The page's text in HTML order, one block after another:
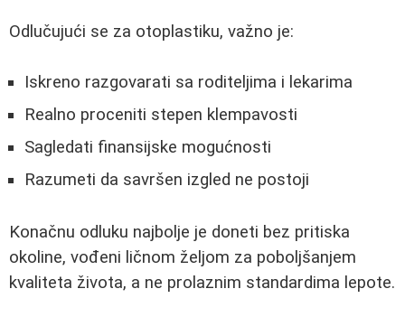
Odlučujući se za otoplastiku, važno je:
Iskreno razgovarati sa roditeljima i lekarima
Realno proceniti stepen klempavosti
Sagledati finansijske mogućnosti
Razumeti da savršen izgled ne postoji
Konačnu odluku najbolje je doneti bez pritiska
okoline, vođeni ličnom željom za poboljšanjem
kvaliteta života, a ne prolaznim standardima lepote.